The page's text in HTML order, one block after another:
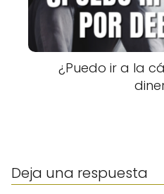
¿Puedo ir a la
Deja una respuesta